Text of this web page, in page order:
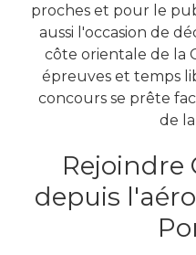
proches et pour le
aussi l'occasion de
côte orientale de la
épreuves et temps
concours se prête
de
Rejoindre
depuis